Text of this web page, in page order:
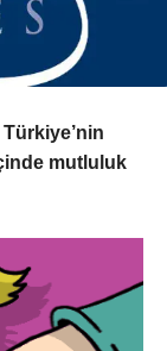
mutluluk